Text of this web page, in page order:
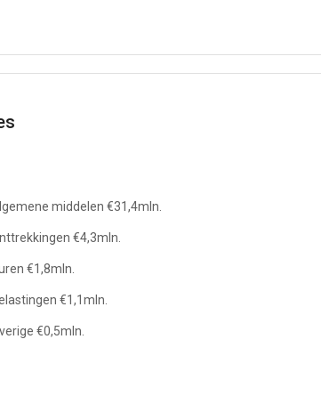
middelen €31,4mln.
€4,3mln.
€1,8mln.
€1,1mln.
€0,5mln.